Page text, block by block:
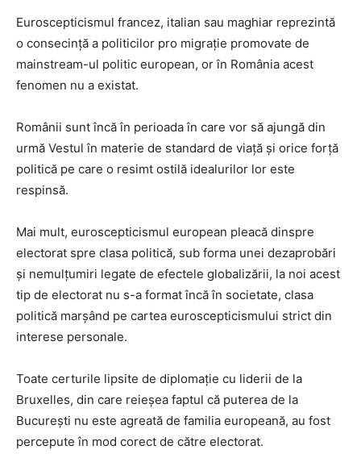
Euroscepticismul francez, italian sau maghiar reprezintă
o consecință a politicilor pro migrație promovate de
mainstream-ul politic european, or în România acest
fenomen nu a existat.
Românii sunt încă în perioada în care vor să ajungă din
urmă Vestul în materie de standard de viață și orice forță
politică pe care o resimt ostilă idealurilor lor este
respinsă.
Mai mult, euroscepticismul european pleacă dinspre
electorat spre clasa politică, sub forma unei dezaprobări
și nemulțumiri legate de efectele globalizării, la noi acest
tip de electorat nu s-a format încă în societate, clasa
politică marșând pe cartea euroscepticismului strict din
interese personale.
Toate certurile lipsite de diplomație cu liderii de la
Bruxelles, din care reieșea faptul că puterea de la
București nu este agreată de familia europeană, au fost
percepute în mod corect de către electorat.